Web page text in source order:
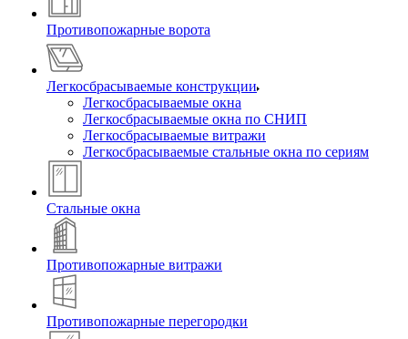
Противопожарные ворота
Легкосбрасываемые конструкции
Легкосбрасываемые окна
Легкосбрасываемые окна по СНИП
Легкосбрасываемые витражи
Легкосбрасываемые стальные окна по сериям
Стальные окна
Противопожарные витражи
Противопожарные перегородки